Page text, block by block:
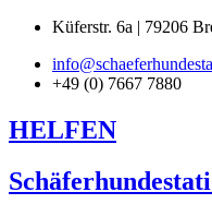
Küferstr. 6a | 79206
+49 (0) 7667 7880
HELFEN